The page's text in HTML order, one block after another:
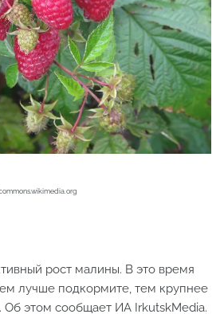
рост малины. В это время
лучше подкормите, тем крупнее
Об этом сообщает ИА IrkutskMedia.